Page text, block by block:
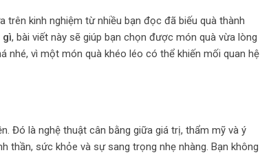
trên kinh nghiệm từ nhiều bạn đọc đã biếu quà thành
gì, bài viết này sẽ giúp bạn chọn được món quà vừa lòng
nhé, vì một món quà khéo léo có thể khiến mối quan hệ
Đó là nghệ thuật cân bằng giữa giá trị, thẩm mỹ và ý
thần, sức khỏe và sự sang trọng nhẹ nhàng. Bạn không